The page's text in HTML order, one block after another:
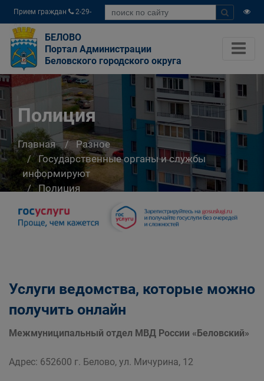
Прием граждан
2-29-
04
БЕЛОВО
Портал Администрации
Беловского городского округа
Полиция
Главная
Разное
Государственные органы и службы
информируют
Полиция
Услуги ведомства, которые можно
получить онлайн
Межмуниципальный отдел МВД России «Беловский»
Адрес: 652600 г. Белово, ул. Мичурина, 12